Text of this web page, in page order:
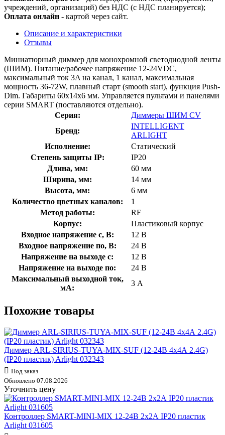
учреждений, организаций) без НДС (с НДС планируется);
Оплата онлайн - картой через сайт.
Описание и характеристики
Отзывы
Миниатюрный диммер для монохромной светодиодной ленты
(ШИМ). Питание/рабочее напряжение 12-24VDC,
максимальный ток 3A на канал, 1 канал, максимальная
мощность 36-72W, плавный старт (smooth start), функция Push-
Dim. Габариты 60x14x6 мм. Управляется пультами и панелями
серии SMART (поставляются отдельно).
Серия:
Диммеры ШИМ CV
Бренд:
INTELLIGENT
ARLIGHT
Исполнение:
Статический
Степень защиты IP:
IP20
Длина, мм:
60 мм
Ширина, мм:
14 мм
Высота, мм:
6 мм
Количество цветных каналов:
1
Метод работы:
RF
Корпус:
Пластиковый корпус
Входное напряжение с, В:
12 В
Входное напряжение по, В:
24 В
Напряжение на выходе с:
12 В
Напряжение на выходе по:
24 В
Максимальный выходной ток,
мА:
3 А
Похожие товары
Диммер ARL-SIRIUS-TUYA-MIX-SUF (12-24В 4х4А 2.4G)
(IP20 пластик) Arlight 032343
Под заказ
Обновлено 07.08.2026
Уточнить цену
Контроллер SMART-MINI-MIX 12-24В 2х2А IP20 пластик
Arlight 031605